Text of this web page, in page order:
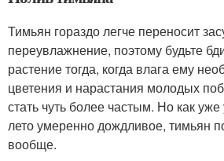
Тимьян гораздо легче переносит
переувлажнение, поэтому будьте
растение тогда, когда влага ему
цветения и нарастания молодых
стать чуть более частым. Но как
лето умеренно дождливое, тимьян
вообще.